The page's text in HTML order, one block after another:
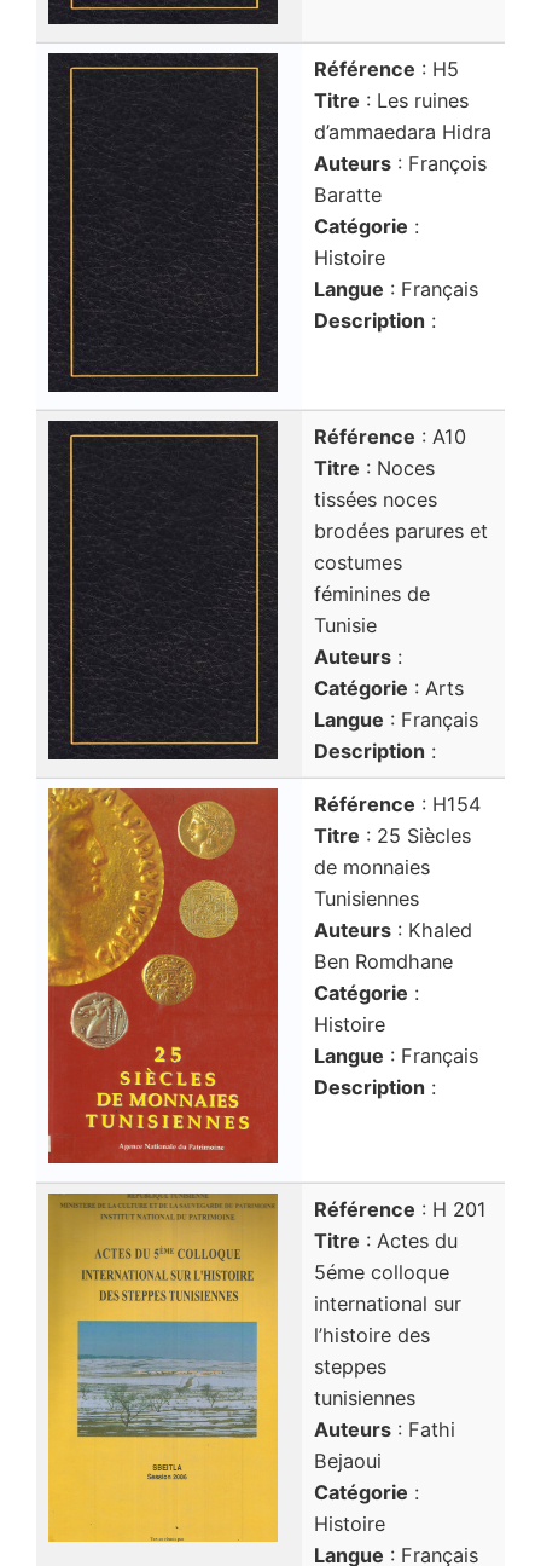
Référence : H5
Titre : Les ruines
d’ammaedara Hidra
Auteurs : François
Baratte
Catégorie :
Histoire
Langue : Français
Description :
Référence : A10
Titre : Noces
tissées noces
brodées parures et
costumes
féminines de
Tunisie
Auteurs :
Catégorie : Arts
Langue : Français
Description :
Référence : H154
Titre : 25 Siècles
de monnaies
Tunisiennes
Auteurs : Khaled
Ben Romdhane
Catégorie :
Histoire
Langue : Français
Description :
Référence : H 201
Titre : Actes du
5éme colloque
international sur
l’histoire des
steppes
tunisiennes
Auteurs : Fathi
Bejaoui
Catégorie :
Histoire
Langue : Français